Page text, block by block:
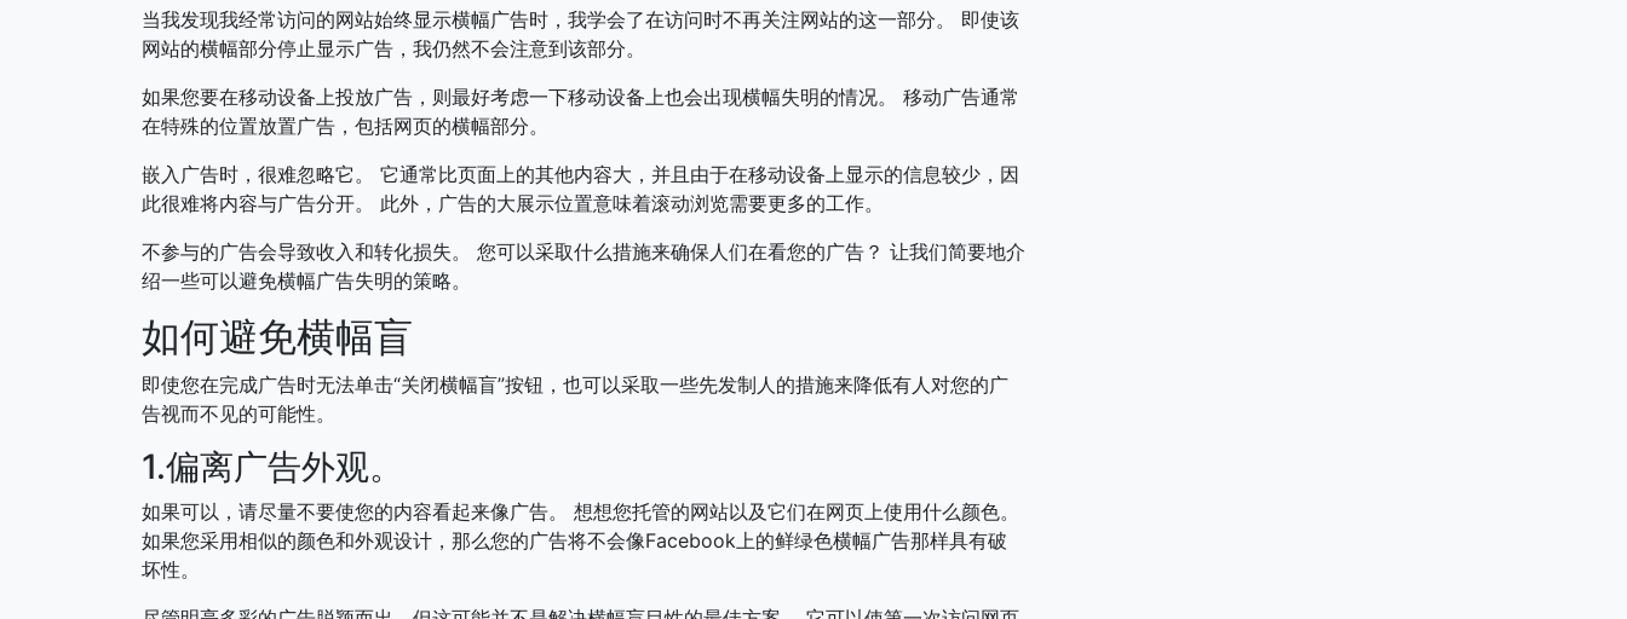
当我发现我经常访问的网站始终显示横幅广告时，我学会了在访问时不再关注网站的这一部分。 即使该
网站的横幅部分停止显示广告，我仍然不会注意到该部分。
如果您要在移动设备上投放广告，则最好考虑一下移动设备上也会出现横幅失明的情况。 移动广告通常
在特殊的位置放置广告，包括网页的横幅部分。
嵌入广告时，很难忽略它。 它通常比页面上的其他内容大，并且由于在移动设备上显示的信息较少，因
此很难将内容与广告分开。 此外，广告的大展示位置意味着滚动浏览需要更多的工作。
不参与的广告会导致收入和转化损失。 您可以采取什么措施来确保人们在看您的广告？ 让我们简要地介
绍一些可以避免横幅广告失明的策略。
如何避免横幅盲
即使您在完成广告时无法单击“关闭横幅盲”按钮，也可以采取一些先发制人的措施来降低有人对您的广
告视而不见的可能性。
1.偏离广告外观。
如果可以，请尽量不要使您的内容看起来像广告。 想想您托管的网站以及它们在网页上使用什么颜色。
如果您采用相似的颜色和外观设计，那么您的广告将不会像Facebook上的鲜绿色横幅广告那样具有破
坏性。